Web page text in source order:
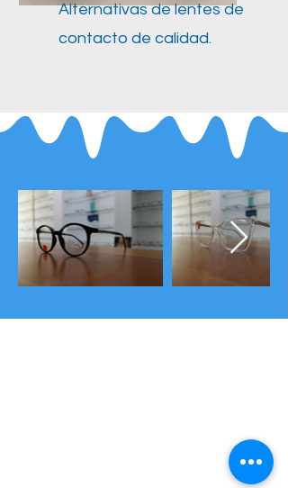
Alternativas de lentes de
contacto de calidad.